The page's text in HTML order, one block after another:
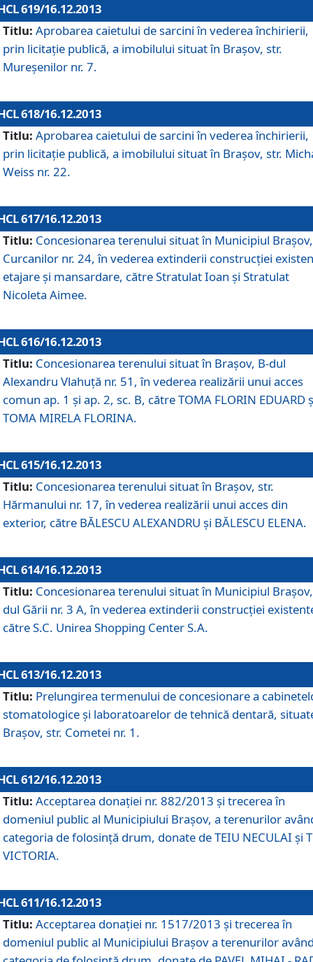
619/16.12.2013
Titlu: Aprobarea caietului de sarcini în vederea închirierii,
prin licitaţie publică, a imobilului situat în Braşov, str.
Mureşenilor nr. 7.
618/16.12.2013
Titlu: Aprobarea caietului de sarcini în vederea închirierii,
prin licitaţie publică, a imobilului situat în Braşov, str.
Weiss nr. 22.
617/16.12.2013
Titlu: Concesionarea terenului situat în Municipiul
Curcanilor nr. 24, în vederea extinderii construcţiei
etajare şi mansardare, către Stratulat Ioan şi Stratulat
Nicoleta Aimee.
616/16.12.2013
Titlu: Concesionarea terenului situat în Braşov, B-dul
Alexandru Vlahuţă nr. 51, în vederea realizării unui acces
comun ap. 1 şi ap. 2, sc. B, către TOMA FLORIN EDUARD
TOMA MIRELA FLORINA.
615/16.12.2013
Titlu: Concesionarea terenului situat în Braşov, str.
Hărmanului nr. 17, în vederea realizării unui acces din
exterior, către BĂLESCU ALEXANDRU şi BĂLESCU ELENA.
614/16.12.2013
Titlu: Concesionarea terenului situat în Municipiul
dul Gării nr. 3 A, în vederea extinderii construcţiei
către S.C. Unirea Shopping Center S.A.
613/16.12.2013
Titlu: Prelungirea termenului de concesionare a
stomatologice şi laboratoarelor de tehnică dentară,
Braşov, str. Cometei nr. 1.
612/16.12.2013
Titlu: Acceptarea donaţiei nr. 882/2013 şi trecerea în
domeniul public al Municipiului Braşov, a terenurilor
categoria de folosinţă drum, donate de TEIU NECULAI şi
VICTORIA.
611/16.12.2013
Titlu: Acceptarea donaţiei nr. 1517/2013 şi trecerea în
domeniul public al Municipiului Braşov a terenurilor